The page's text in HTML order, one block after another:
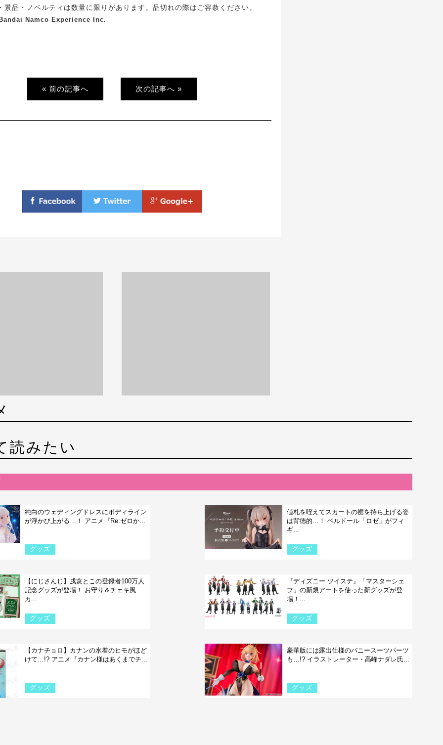
品・ノベルティは数量に限りがあります。品切れの際はご容赦ください。
Namco Experience Inc.
« 前の記事へ 次の記事へ »
読みたい
純白のウェディングドレスにボディライン
が浮かび上がる…！ アニメ『Re:ゼロか...
グッズ
値札を咥えてスカートの裾を持ち上げる姿
は背徳的…！ ベルドール「ロゼ」がフィ
ギ...
グッズ
【にじさんじ】戌亥とこの登録者100万人
記念グッズが登場！ お守り＆チェキ風
カ...
グッズ
『ディズニー ツイステ』「マスターシェ
フ」の新規アートを使った新グッズが登
場！...
グッズ
【カナチョロ】カナンの水着のヒモがほど
けて…!? アニメ『カナン様はあくまでチ...
グッズ
豪華版には露出仕様のバニースーツパーツ
も…!? イラストレーター・高峰ナダレ氏...
グッズ